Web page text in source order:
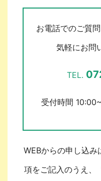
お電話でのご質
気軽にお問
TEL.
受付時間
WEBからの申し込
項をご記入のうえ、